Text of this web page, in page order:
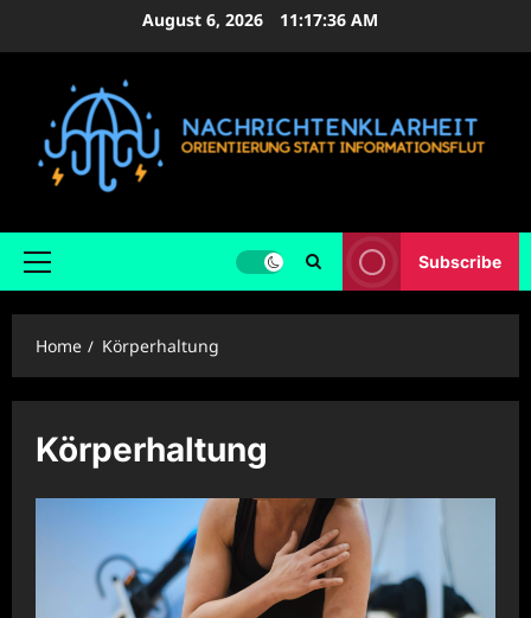
August 6, 2026 11:17:37 AM
Primary
Subscribe
Home Körperhaltung
Körperhaltung